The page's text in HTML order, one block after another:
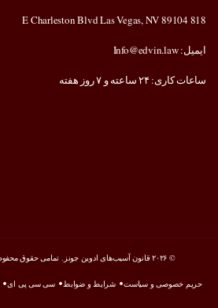
818 E Charleston Blvd Las Vegas, NV 89104
ایمیل: Info@edvin.law
ساعات کاری: ۲۴ ساعته و ۷ روز هفته
© ۲۰۲۶ قانون آسیب‌های ادوین جونز. تمامی حقوق محفوظ است. استفاده غیرمجاز ممنوع است.
حریم خصوصی و سیاست شرایط و ضوابط سی سی پی ای